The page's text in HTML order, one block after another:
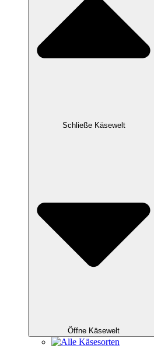
Schließe Käsewelt
Öffne Käsewelt